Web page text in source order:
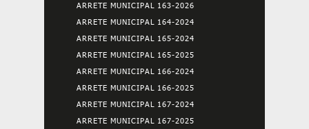
ARRETE MUNICIPAL 163-2026
ARRETE MUNICIPAL 164-2024
ARRETE MUNICIPAL 165-2024
ARRETE MUNICIPAL 165-2025
ARRETE MUNICIPAL 166-2024
ARRETE MUNICIPAL 166-2025
ARRETE MUNICIPAL 167-2024
ARRETE MUNICIPAL 167-2025